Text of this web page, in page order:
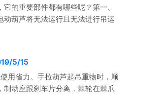
的重要部件都有哪些呢？第一、
葫芦将无法运行且无法进行吊运
5/15
用省力。手拉葫芦起吊重物时，顺
动座跟刹车片分离，棘轮在棘爪